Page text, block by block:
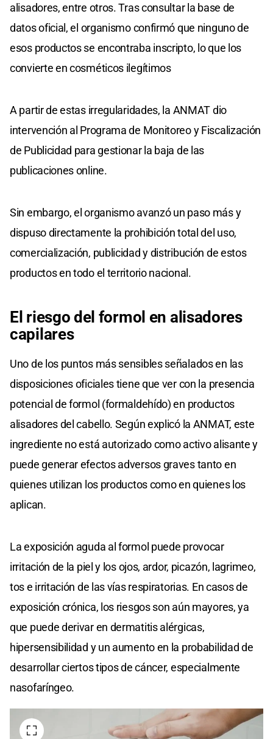
alisadores, entre otros. Tras consultar la base de
datos oficial, el organismo confirmó que ninguno de
esos productos se encontraba inscripto, lo que los
convierte en cosméticos ilegítimos
A partir de estas irregularidades, la ANMAT dio
intervención al Programa de Monitoreo y Fiscalización
de Publicidad para gestionar la baja de las
publicaciones online.
Sin embargo, el organismo avanzó un paso más y
dispuso directamente la prohibición total del uso,
comercialización, publicidad y distribución de estos
productos en todo el territorio nacional.
El riesgo del formol en alisadores
capilares
Uno de los puntos más sensibles señalados en las
disposiciones oficiales tiene que ver con la presencia
potencial de formol (formaldehído) en productos
alisadores del cabello. Según explicó la ANMAT, este
ingrediente no está autorizado como activo alisante y
puede generar efectos adversos graves tanto en
quienes utilizan los productos como en quienes los
aplican.
La exposición aguda al formol puede provocar
irritación de la piel y los ojos, ardor, picazón, lagrimeo,
tos e irritación de las vías respiratorias. En casos de
exposición crónica, los riesgos son aún mayores, ya
que puede derivar en dermatitis alérgicas,
hipersensibilidad y un aumento en la probabilidad de
desarrollar ciertos tipos de cáncer, especialmente
nasofaríngeo.